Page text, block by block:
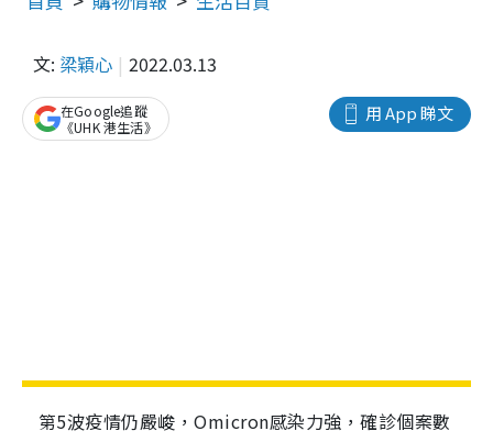
文: 梁穎心 2022.03.13
用 App 睇文
在Google追蹤
《UHK 港生活》
第5波疫情仍嚴峻，Omicron感染力強，確診個案數